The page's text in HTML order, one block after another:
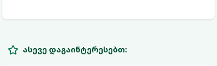
ასევე დაგაინტერესებთ: